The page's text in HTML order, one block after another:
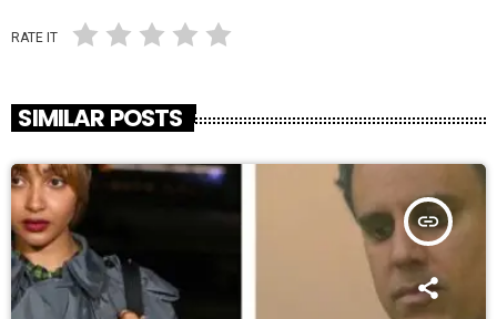
RATE IT
SIMILAR POSTS
insert_link